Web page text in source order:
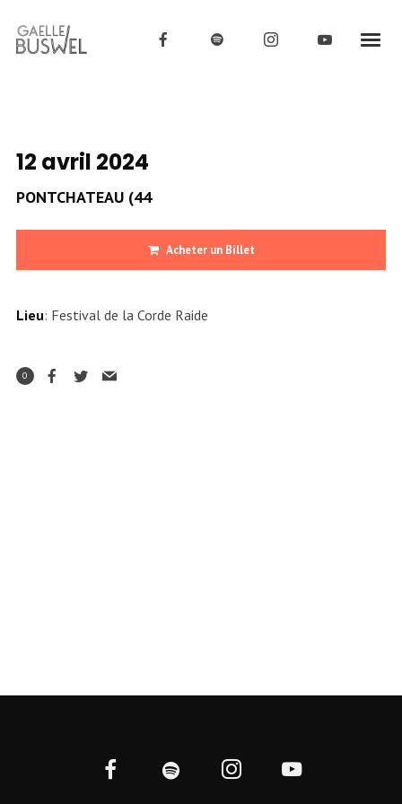
12 avril 2024
PONTCHATEAU (44
Acheter un Billet
Lieu: Festival de la Corde Raide
0